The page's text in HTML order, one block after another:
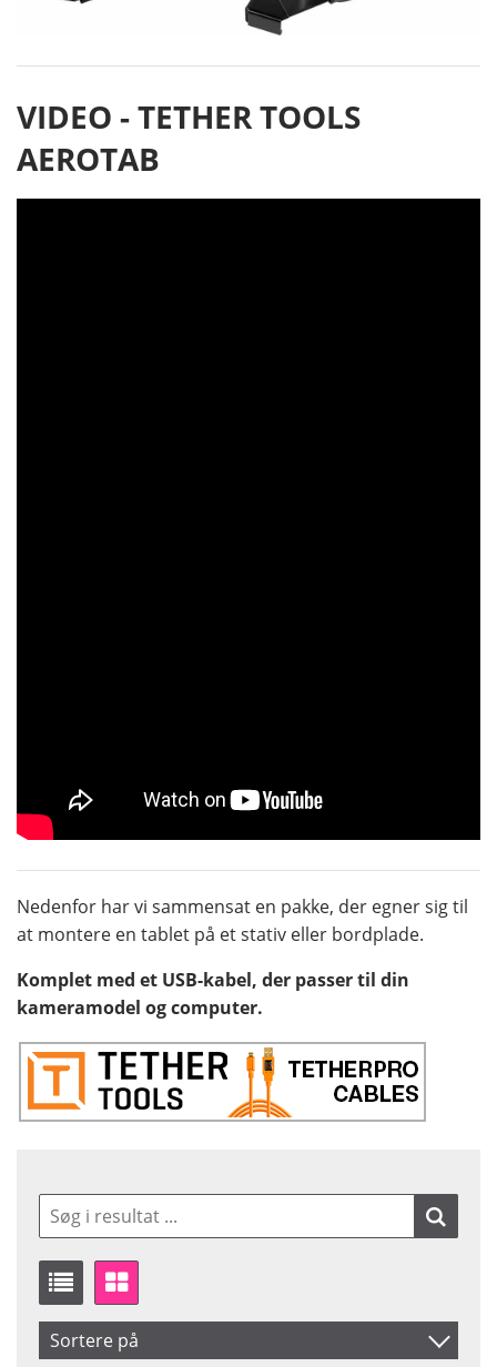
VIDEO - TETHER TOOLS
AEROTAB
Nedenfor har vi sammensat en pakke, der egner sig til
at montere en tablet på et stativ eller bordplade.
Komplet med et USB-kabel, der passer til din
kameramodel og computer.
Sortere på